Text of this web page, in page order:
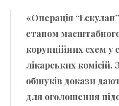
«Операція
етапом
корупційних схем у
лікарських комісій.
обшуків докази
для оголошення